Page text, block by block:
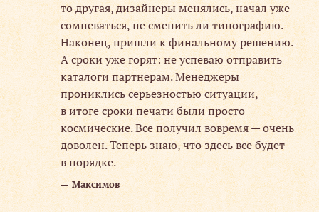
то другая, дизайнеры менялись, начал уже
сомневаться, не сменить ли типографию.
Наконец, пришли к финальному решению.
А сроки уже горят: не успеваю отправить
каталоги партнерам. Менеджеры
прониклись серьезностью ситуации,
в итоге сроки печати были просто
космические. Все получил вовремя — очень
доволен. Теперь знаю, что здесь все будет
в порядке.
Максимов